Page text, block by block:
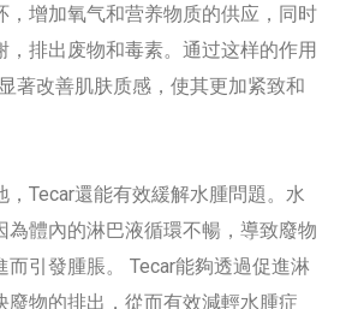
，增加氧气和营养物质的供应，同时
，排出废物和毒素。通过这样的作用
著改善肌肤质感，使其更加紧致和
，Tecar還能有效緩解水腫問題。水
為體內的淋巴液循環不暢，導致廢物
而引發腫脹。 Tecar能夠透過促進淋
廢物的排出，從而有效減輕水腫症